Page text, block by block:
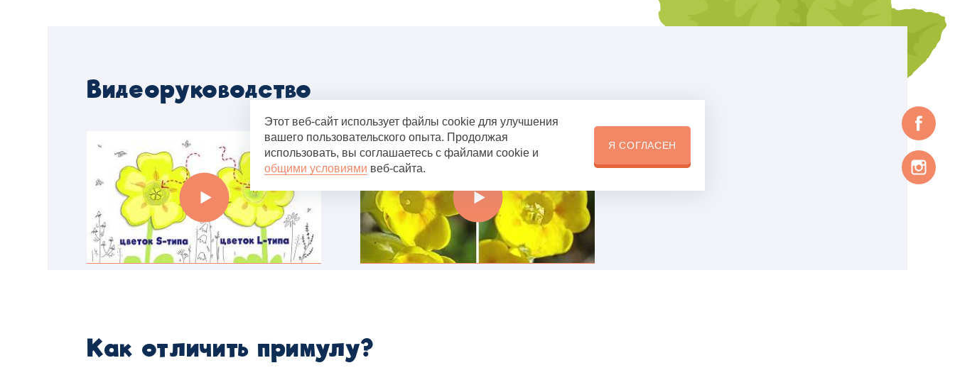
Видеоруководство
Как отличить примулу?
Этот веб-сайт использует файлы cookie для улучшения
вашего пользовательского опыта. Продолжая
использовать, вы соглашаетесь с файлами cookie и
общими условиями веб-сайта.
Я СОГЛАСЕН